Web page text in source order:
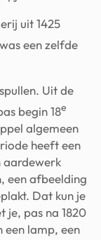
uit 1425
een zelfde
Uit de
begin 18e
algemeen
heeft een
aardewerk
een afbeelding
Dat kun je
je, pas na 1820
een lamp, een